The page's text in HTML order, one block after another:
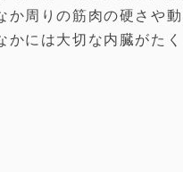
か周りの筋肉の硬さや
かには大切な内臓がた